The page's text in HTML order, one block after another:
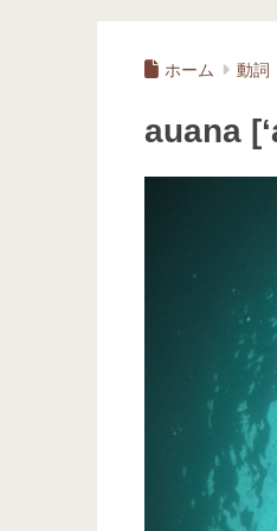
ホーム 動詞
auana